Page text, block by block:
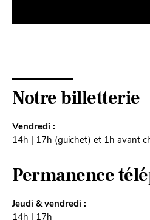
Notre billetterie
Vendredi :
14h | 17h (guichet) et 1h avant
Permanence
Jeudi & vendredi :
14h | 17h